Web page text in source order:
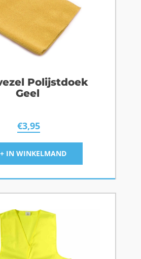
Polijstdoek
Geel
€3,95
+ IN WINKELMAND